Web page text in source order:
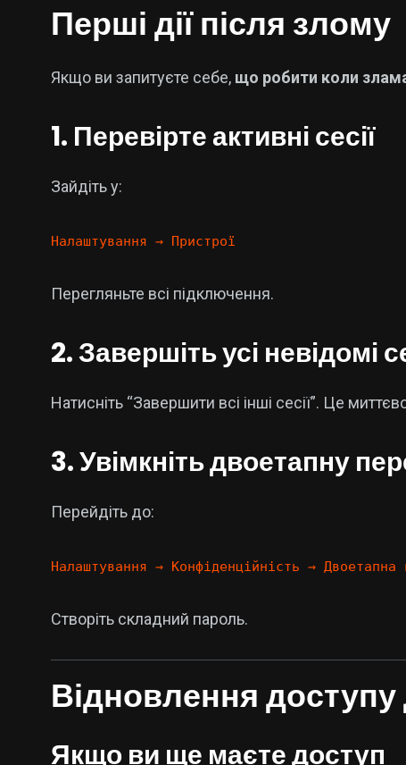
Перші дії після злому
Якщо ви запитуєте себе, що робити коли
1. Перевірте активні сесії
Зайдіть у:
Налаштування → Пристрої
Перегляньте всі підключення.
2. Завершіть усі невідомі
Натисніть “Завершити всі інші сесії”. Це
3. Увімкніть двоетапну
Перейдіть до:
Налаштування → Конфіденційність → Двоетапна
Створіть складний пароль.
Відновлення
Якщо ви ще маєте доступ